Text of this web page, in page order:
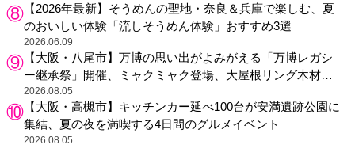
【2026年最新】そうめんの聖地・奈良＆兵庫で楽しむ、夏
のおいしい体験「流しそうめん体験」おすすめ3選
2026.06.09
【大阪・八尾市】万博の思い出がよみがえる「万博レガシ
ー継承祭」開催、ミャクミャク登場、大屋根リング木材展
示も
2026.08.05
【大阪・高槻市】キッチンカー延べ100台が安満遺跡公園に
集結、夏の夜を満喫する4日間のグルメイベント
2026.08.05